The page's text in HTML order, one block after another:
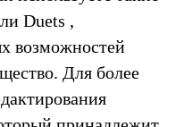
Duets ,
возможностей
Для более